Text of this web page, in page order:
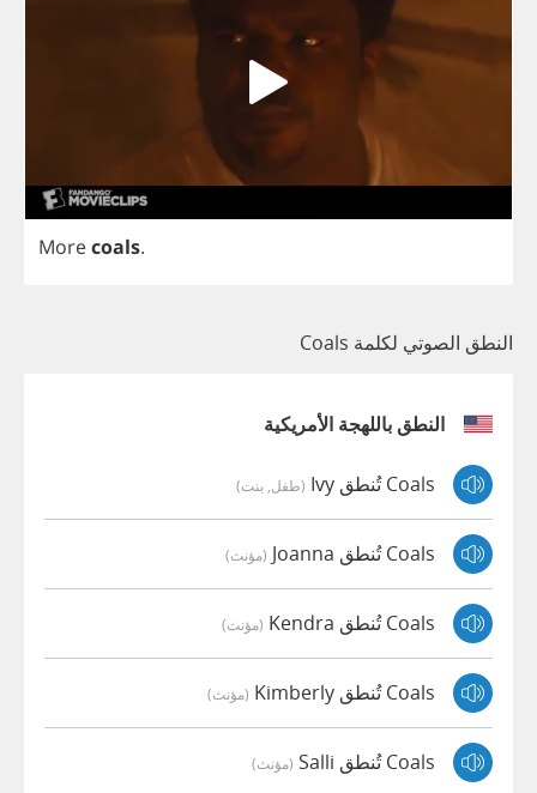
Morecoals.
النطق الصوتي لكلمة Coals
النطق باللهجة الأمريكية
Coals تُنطق Ivy (طفل, بنت)
Coals تُنطق Joanna (مؤنث)
Coals تُنطق Kendra (مؤنث)
Coals تُنطق Kimberly (مؤنث)
Coals تُنطق Salli (مؤنث)